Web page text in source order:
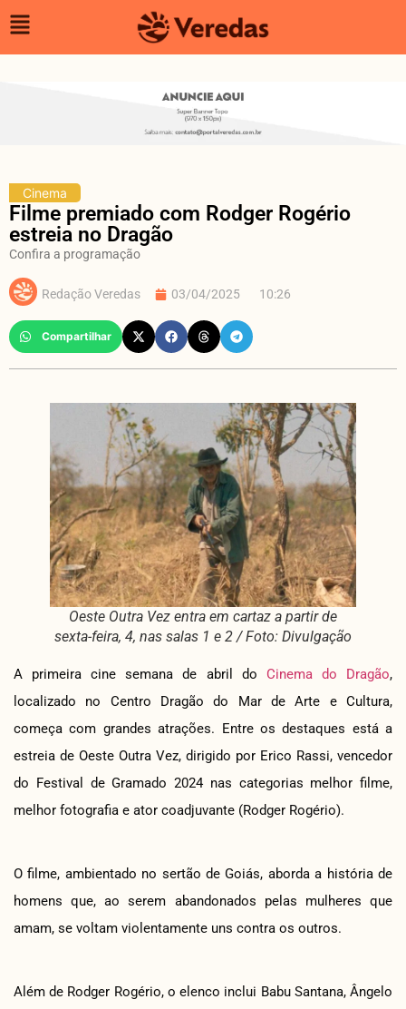
Cinema
Filme premiado com Rodger Rogério
estreia no Dragão
Confira a programação
Redação Veredas 03/04/2025 10:26
Compartilhar
Oeste Outra Vez entra em cartaz a partir de
sexta-feira, 4, nas salas 1 e 2 / Foto: Divulgação
A primeira cine semana de abril do Cinema do Dragão,
localizado no Centro Dragão do Mar de Arte e Cultura,
começa com grandes atrações. Entre os destaques está a
estreia de Oeste Outra Vez, dirigido por Erico Rassi, vencedor
do Festival de Gramado 2024 nas categorias melhor filme,
melhor fotografia e ator coadjuvante (Rodger Rogério).
O filme, ambientado no sertão de Goiás, aborda a história de
homens que, ao serem abandonados pelas mulheres que
amam, se voltam violentamente uns contra os outros.
Além de Rodger Rogério, o elenco inclui Babu Santana, Ângelo